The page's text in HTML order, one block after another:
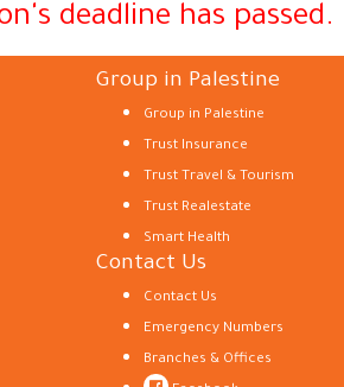
deadline has passed.
Group in Palestine
Group in Palestine
Trust Insurance
Trust Travel & Tourism
Trust Realestate
Smart Health
Contact Us
Contact Us
Emergency Numbers
Branches & Offices